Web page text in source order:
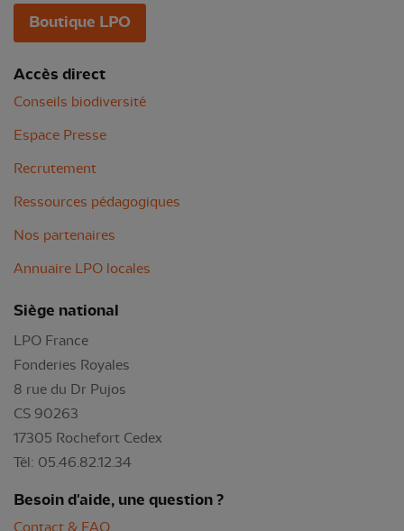
Boutique LPO
Accès direct
Conseils biodiversité
Espace Presse
Recrutement
Ressources pédagogiques
Nos partenaires
Annuaire LPO locales
Siège national
LPO France
Fonderies Royales
8 rue du Dr Pujos
CS 90263
17305 Rochefort Cedex
Tél: 05.46.82.12.34
Besoin d'aide, une question ?
Contact & FAQ